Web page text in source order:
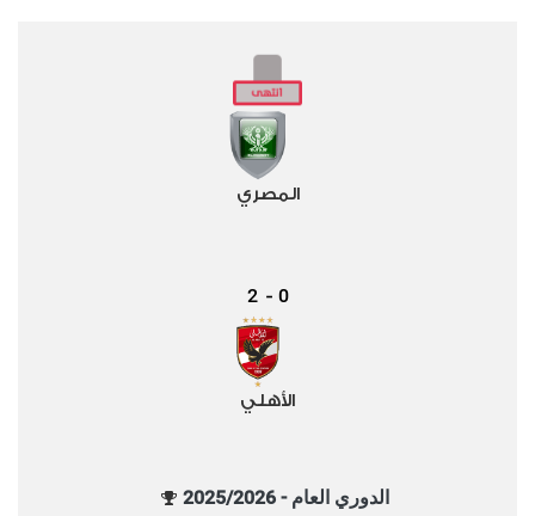
المصري
0
-
2
الأهلي
الدوري العام - 2025/2026